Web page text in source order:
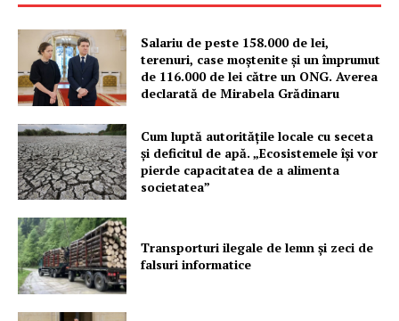
PRESShub
Despre noi / Echipa
Proiecte editoriale
Rețea
Salariu de peste 158.000 de lei,
terenuri, case moștenite și un împrumut
de 116.000 de lei către un ONG. Averea
declarată de Mirabela Grădinaru
Cum luptă autoritățile locale cu seceta
și deficitul de apă. „Ecosistemele își vor
pierde capacitatea de a alimenta
societatea”
Transporturi ilegale de lemn și zeci de
falsuri informatice